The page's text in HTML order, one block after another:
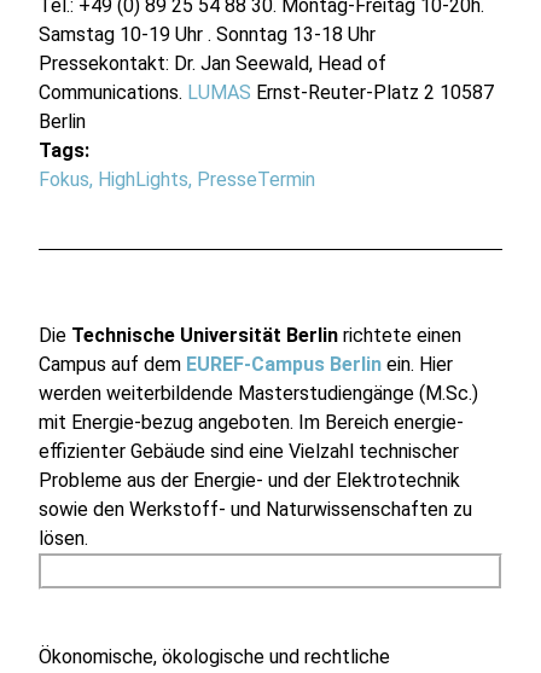
Tel.: +49 (0) 89 25 54 88 30. Montag-Freitag 10-20h.
Samstag 10-19 Uhr . Sonntag 13-18 Uhr
Pressekontakt: Dr. Jan Seewald, Head of
Communications. LUMAS Ernst-Reuter-Platz 2 10587
Berlin
Tags:
Fokus, HighLights, PresseTermin
Die Technische Universität Berlin richtete einen
Campus auf dem EUREF-Campus Berlin ein. Hier
werden weiterbildende Masterstudiengänge (M.Sc.)
mit Energie-bezug angeboten. Im Bereich energie-
effizienter Gebäude sind eine Vielzahl technischer
Probleme aus der Energie- und der Elektrotechnik
sowie den Werkstoff- und Naturwissenschaften zu
lösen.
Ökonomische, ökologische und rechtliche